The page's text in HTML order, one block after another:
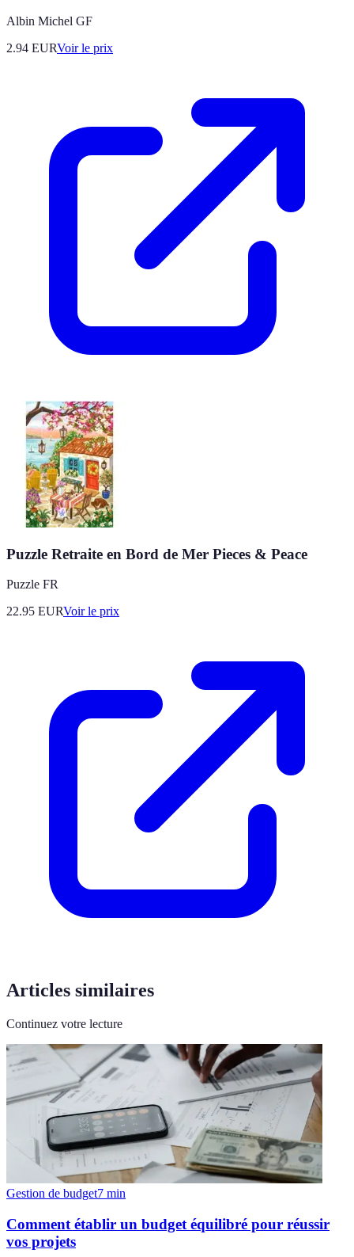
Albin Michel GF
2.94 EURVoir le prix
Puzzle Retraite en Bord de Mer Pieces & Peace
Puzzle FR
22.95 EURVoir le prix
Articles similaires
Continuez votre lecture
Gestion de budget7 min
Comment établir un budget équilibré pour réussir
vos projets